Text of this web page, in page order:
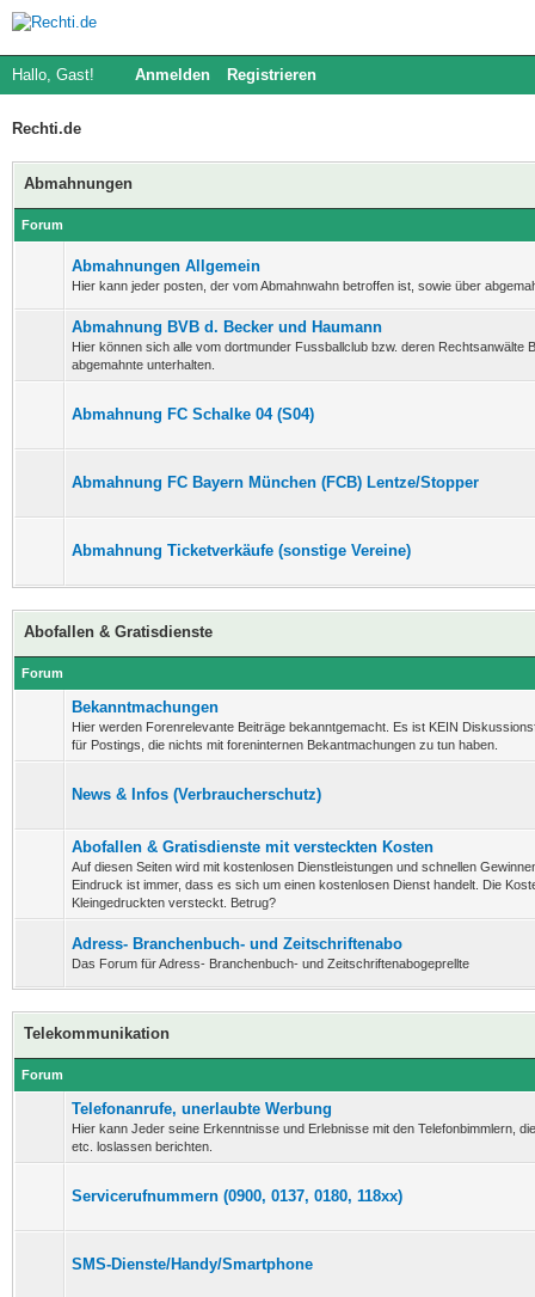
Hallo, Gast! Anmelden Registrieren
Rechti.de
Abmahnungen
Forum
Abmahnungen Allgemein
Hier kann jeder posten, der vom Abmahnwahn betroffen ist, sowie über
Abmahnung BVB d. Becker und Haumann
Hier können sich alle vom dortmunder Fussballclub bzw. deren Rechtsanwälte
abgemahnte unterhalten.
Abmahnung FC Schalke 04 (S04)
Abmahnung FC Bayern München (FCB) Lentze/Stopper
Abmahnung Ticketverkäufe (sonstige Vereine)
Abofallen & Gratisdienste
Forum
Bekanntmachungen
Hier werden Forenrelevante Beiträge bekanntgemacht. Es ist KEIN
für Postings, die nichts mit foreninternen Bekantmachungen zu tun haben.
News & Infos (Verbraucherschutz)
Abofallen & Gratisdienste mit versteckten Kosten
Auf diesen Seiten wird mit kostenlosen Dienstleistungen und schnellen
Eindruck ist immer, dass es sich um einen kostenlosen Dienst handelt. Die
Kleingedruckten versteckt. Betrug?
Adress- Branchenbuch- und Zeitschriftenabo
Das Forum für Adress- Branchenbuch- und Zeitschriftenabogeprellte
Telekommunikation
Forum
Telefonanrufe, unerlaubte Werbung
Hier kann Jeder seine Erkenntnisse und Erlebnisse mit den Telefonbimmlern,
etc. loslassen berichten.
Servicerufnummern (0900, 0137, 0180, 118xx)
SMS-Dienste/Handy/Smartphone